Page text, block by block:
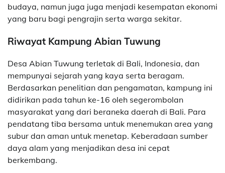
budaya, namun juga juga menjadi kesempatan ekonomi
yang baru bagi pengrajin serta warga sekitar.
Riwayat Kampung Abian Tuwung
Desa Abian Tuwung terletak di Bali, Indonesia, dan
mempunyai sejarah yang kaya serta beragam.
Berdasarkan penelitian dan pengamatan, kampung ini
didirikan pada tahun ke-16 oleh segerombolan
masyarakat yang dari beraneka daerah di Bali. Para
pendatang tiba bersama untuk menemukan area yang
subur dan aman untuk menetap. Keberadaan sumber
daya alam yang menjadikan desa ini cepat
berkembang.